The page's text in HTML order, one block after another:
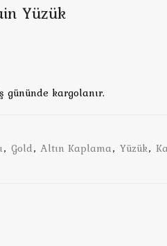
Yüzük
kargolanır.
, Gold, Altın Kaplama, Yüzük,